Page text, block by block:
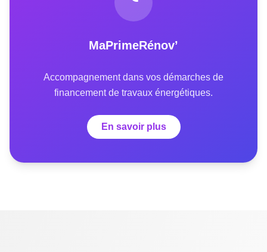
MaPrimeRénov’
Accompagnement dans vos démarches de
financement de travaux énergétiques.
En savoir plus